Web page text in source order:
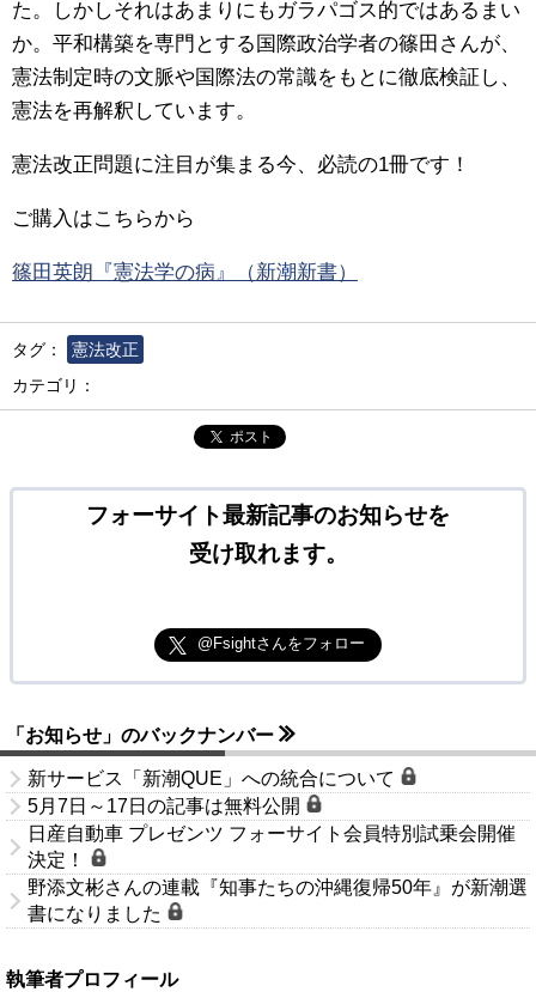
た。しかしそれはあまりにもガラパゴス的ではあるまい
か。平和構築を専門とする国際政治学者の篠田さんが、
憲法制定時の文脈や国際法の常識をもとに徹底検証し、
憲法を再解釈しています。
憲法改正問題に注目が集まる今、必読の1冊です！
ご購入はこちらから
篠田英朗『憲法学の病』（新潮新書）
タグ：
憲法改正
カテゴリ：
ポスト
フォーサイト最新記事のお知らせを
受け取れます。
@Fsightさんをフォロー
「お知らせ」のバックナンバー
新サービス「新潮QUE」への統合について
5月7日～17日の記事は無料公開
日産自動車 プレゼンツ フォーサイト会員特別試乗会開催
決定！
野添文彬さんの連載『知事たちの沖縄復帰50年』が新潮選
書になりました
執筆者プロフィール